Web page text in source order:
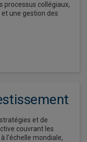
processus collégiaux,
une gestion des
et de
couvrant les
l’échelle mondiale,